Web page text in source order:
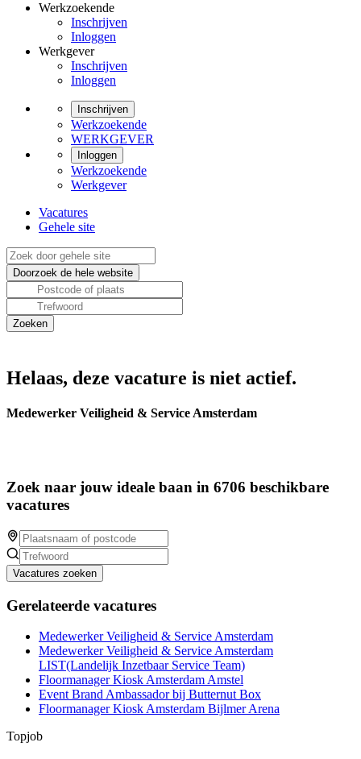
Werkzoekende
Inschrijven
Inloggen
Werkgever
Inschrijven
Inloggen
Inschrijven
Werkzoekende
WERKGEVER
Inloggen
Werkzoekende
Werkgever
Vacatures
Gehele site
Helaas, deze vacature is niet actief.
Medewerker Veiligheid & Service Amsterdam
Zoek naar jouw ideale baan in 6706 beschikbare
vacatures
Vacatures zoeken
Gerelateerde vacatures
Medewerker Veiligheid & Service Amsterdam
Medewerker Veiligheid & Service Amsterdam
LIST(Landelijk Inzetbaar Service Team)
Floormanager Kiosk Amsterdam Amstel
Event Brand Ambassador bij Butternut Box
Floormanager Kiosk Amsterdam Bijlmer Arena
Topjob